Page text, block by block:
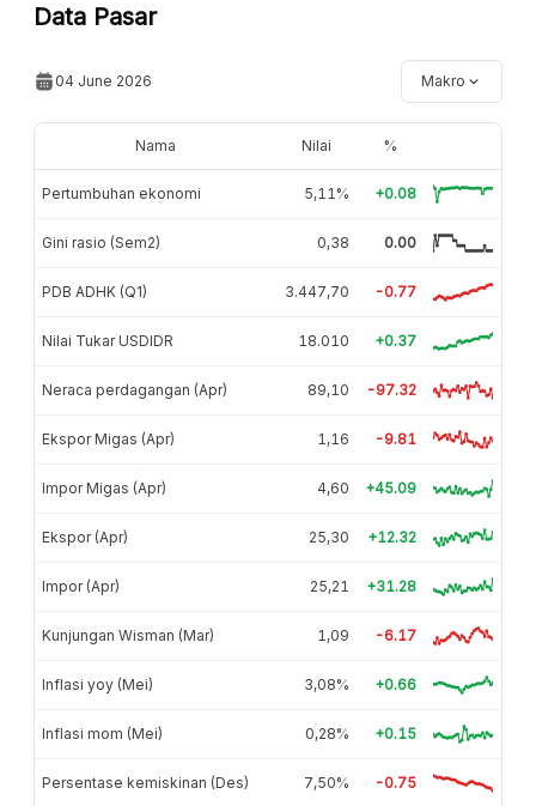
Data Pasar
04 June 2026 Makro
Nama Nilai %
Pertumbuhan ekonomi 5,11% +0.08
Gini rasio (Sem2) 0,38 0.00
PDB ADHK (Q1) 3.447,70 -0.77
Nilai Tukar USDIDR 18.010 +0.37
Neraca perdagangan (Apr) 89,10 -97.32
Ekspor Migas (Apr) 1,16 -9.81
Impor Migas (Apr) 4,60 +45.09
Ekspor (Apr) 25,30 +12.32
Impor (Apr) 25,21 +31.28
Kunjungan Wisman (Mar) 1,09 -6.17
Inflasi yoy (Mei) 3,08% +0.66
Inflasi mom (Mei) 0,28% +0.15
Persentase kemiskinan (Des) 7,50% -0.75